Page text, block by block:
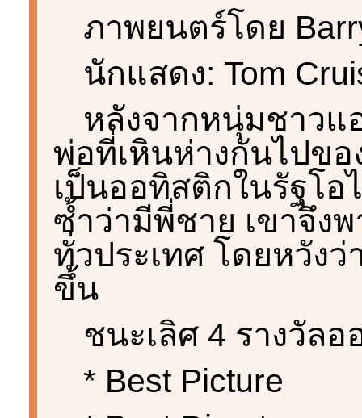
ภาพยนตร์โดย
นักแสดง: Tom
หลังจากหนุ่มชาวแ
พ่อที่เหินห่างกันไปขอ
เป็นออทิสติกในรัฐโอ
ซ้ำว่ามีพี่ชาย เขาจึง
ทั่วประเทศ โดยหวัง
ขึ้น
ชนะเลิศ 4 รางวัล
* Best Picture